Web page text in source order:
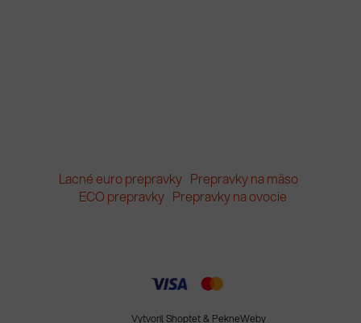
Lacné euro prepravky Prepravky na mäso
ECO prepravky Prepravky na ovocie
Vytvoril Shoptet& PekneWeby